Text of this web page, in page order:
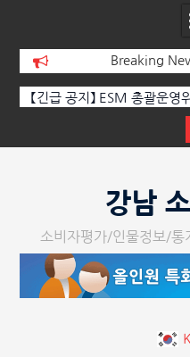
Breaking
[인인칼럼 유준형] AI와 축
강남
소비자평가/인물정보/